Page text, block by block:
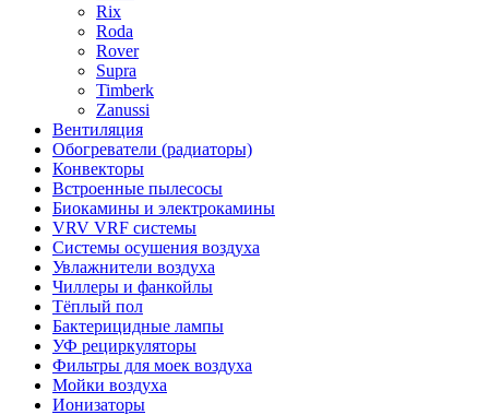
Rix
Roda
Rover
Supra
Timberk
Zanussi
Вентиляция
Обогреватели (радиаторы)
Конвекторы
Встроенные пылесосы
Биокамины и электрокамины
VRV VRF системы
Системы осушения воздуха
Увлажнители воздуха
Чиллеры и фанкойлы
Тёплый пол
Бактерицидные лампы
УФ рециркуляторы
Фильтры для моек воздуха
Мойки воздуха
Ионизаторы